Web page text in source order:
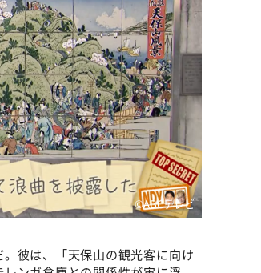
©️ABCテレビ
彼は、「天保山の観光客に向け